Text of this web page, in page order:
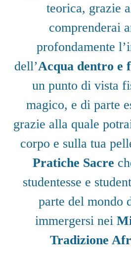
teorica, grazie
comprenderai
profondamente
dell’Acqua dentro e
un punto di vista
magico, e di parte
grazie alla quale
corpo e sulla tua
Pratiche Sacre
studentesse e
parte del mondo
immergersi nei
Tradizione